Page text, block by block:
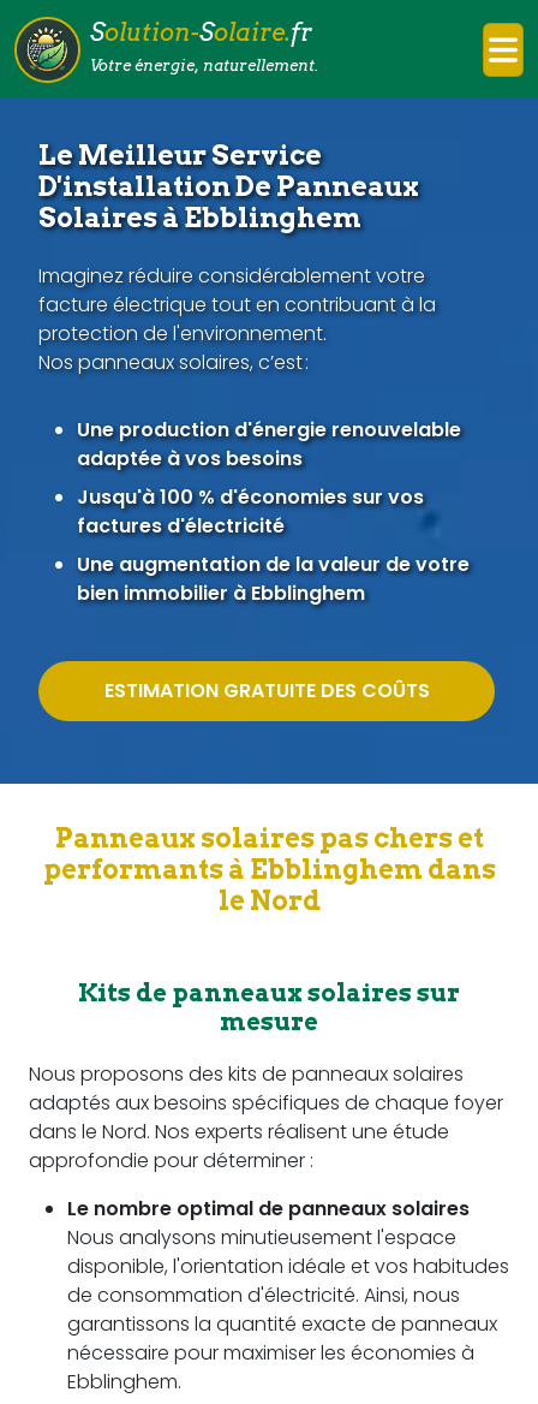
Solution-Solaire.fr
Votre énergie, naturellement.
Le Meilleur Service
D'installation De Panneaux
Solaires à Ebblinghem
Imaginez réduire considérablement votre
facture électrique tout en contribuant à la
protection de l'environnement.
Nos panneaux solaires, c’est :
Une production d'énergie renouvelable
adaptée à vos besoins
Jusqu'à 100 % d'économies sur vos
factures d'électricité
Une augmentation de la valeur de votre
bien immobilier à Ebblinghem
ESTIMATION GRATUITE DES COÛTS
Panneaux solaires pas chers et
performants à Ebblinghem dans
le Nord
Kits de panneaux solaires sur
mesure
Nous proposons des kits de panneaux solaires
adaptés aux besoins spécifiques de chaque foyer
dans le Nord. Nos experts réalisent une étude
approfondie pour déterminer :
Le nombre optimal de panneaux solaires
Nous analysons minutieusement l'espace
disponible, l'orientation idéale et vos habitudes
de consommation d'électricité. Ainsi, nous
garantissons la quantité exacte de panneaux
nécessaire pour maximiser les économies à
Ebblinghem.